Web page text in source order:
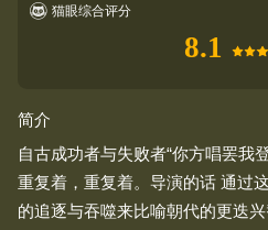
猫眼综合评分
8.1
简介
自古成功者与失败者“你方唱罢我
重复着，重复着。导演的话 通过
的追逐与吞噬来比喻朝代的更迭